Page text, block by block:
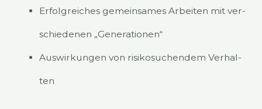
Erfolg­rei­ches gemein­sa­mes Arbei­ten mit ver­
schie­de­nen „Gene­ra­tio­nen“
Aus­wir­kun­gen von risi­ko­su­chen­dem Ver­hal­
ten